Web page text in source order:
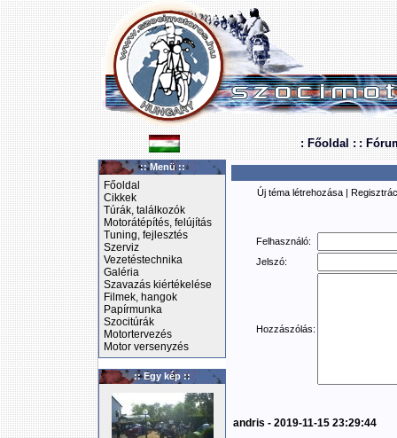
: Főoldal : :
:: Menü ::
Főoldal
Cikkek
Túrák, találkozók
Motorátépítés, felújítás
Tuning, fejlesztés
Szerviz
Vezetéstechnika
Galéria
Szavazás kiértékelése
Filmek, hangok
Papírmunka
Szocitúrák
Motortervezés
Motor versenyzés
:: Egy kép ::
Új téma létrehozása |
Felhasználó:
Jelszó:
Hozzászólás:
andris - 2019-11-15 23:29:44